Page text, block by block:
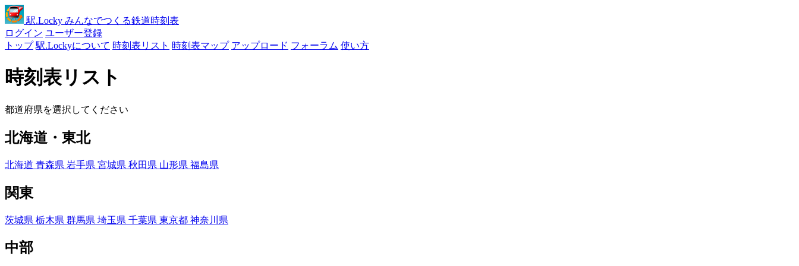
駅.Locky みんなでつくる鉄道時刻表
ログイン ユーザー登録
トップ 駅.Lockyについて 時刻表リスト 時刻表マップ アップロード フォーラム 使い方
時刻表リスト
都道府県を選択してください
北海道・東北
北海道 青森県 岩手県 宮城県 秋田県 山形県 福島県
関東
茨城県 栃木県 群馬県 埼玉県 千葉県 東京都 神奈川県
中部